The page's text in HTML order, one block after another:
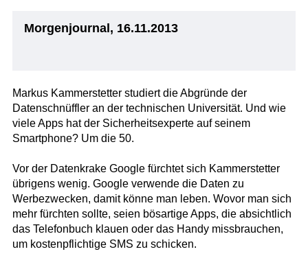
Morgenjournal, 16.11.2013
Markus Kammerstetter studiert die Abgründe der
Datenschnüffler an der technischen Universität. Und wie
viele Apps hat der Sicherheitsexperte auf seinem
Smartphone? Um die 50.
Vor der Datenkrake Google fürchtet sich Kammerstetter
übrigens wenig. Google verwende die Daten zu
Werbezwecken, damit könne man leben. Wovor man sich
mehr fürchten sollte, seien bösartige Apps, die absichtlich
das Telefonbuch klauen oder das Handy missbrauchen,
um kostenpflichtige SMS zu schicken.